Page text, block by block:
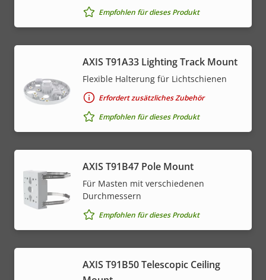
Empfohlen für dieses Produkt
AXIS T91A33 Lighting Track Mount
Flexible Halterung für Lichtschienen
Erfordert zusätzliches Zubehör
Empfohlen für dieses Produkt
AXIS T91B47 Pole Mount
Für Masten mit verschiedenen
Durchmessern
Empfohlen für dieses Produkt
AXIS T91B50 Telescopic Ceiling